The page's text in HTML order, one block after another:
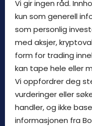
Vi gir ingen råd.
kun som generell
som personlig
med aksjer,
form for trading
kan tape hele eller
Vi oppfordrer deg
vurderinger eller
handler, og ikke
informasjonen fra